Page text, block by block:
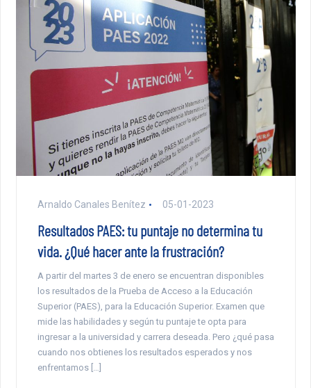
Arnaldo Canales Benítez 05-01-2023
Resultados PAES: tu puntaje no determina tu
vida. ¿Qué hacer ante la frustración?
A partir del martes 3 de enero se encuentran disponibles
los resultados de la Prueba de Acceso a la Educación
Superior (PAES), para la Educación Superior. Examen que
mide las habilidades y según tu puntaje te opta para
ingresar a la universidad y carrera deseada. Pero ¿qué pasa
cuando nos obtienes los resultados esperados y nos
enfrentamos […]